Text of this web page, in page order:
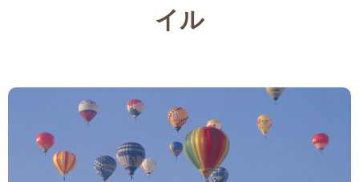
イル